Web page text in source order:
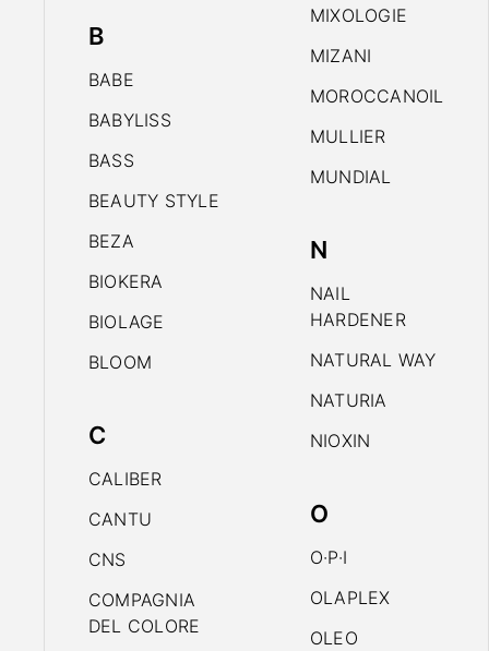
B
BABE
BABYLISS
BASS
BEAUTY STYLE
BEZA
BIOKERA
BIOLAGE
BLOOM
C
CALIBER
CANTU
CNS
COMPAGNIA
DEL COLORE
MIXOLOGIE
MIZANI
MOROCCANOIL
MULLIER
MUNDIAL
N
NAIL
HARDENER
NATURAL WAY
NATURIA
NIOXIN
O
O·P·I
OLAPLEX
OLEO